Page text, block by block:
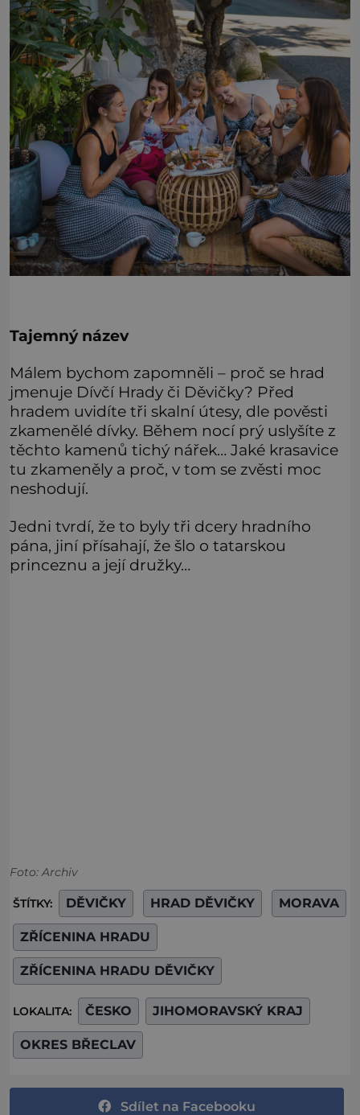
Tajemný název
Málem bychom zapomněli – proč se hrad
jmenuje Dívčí Hrady či Děvičky? Před
hradem uvidíte tři skalní útesy, dle pověsti
zkamenělé dívky. Během nocí prý uslyšíte z
těchto kamenů tichý nářek… Jaké krasavice
tu zkameněly a proč, v tom se zvěsti moc
neshodují.
Jedni tvrdí, že to byly tři dcery hradního
pána, jiní přísahají, že šlo o tatarskou
princeznu a její družky…
Foto: Archiv
ŠTÍTKY: DĚVIČKY HRAD DĚVIČKY MORAVA
ZŘÍCENINA HRADU
ZŘÍCENINA HRADU DĚVIČKY
LOKALITA: ČESKO JIHOMORAVSKÝ KRAJ
OKRES BŘECLAV
Sdílet na Facebooku